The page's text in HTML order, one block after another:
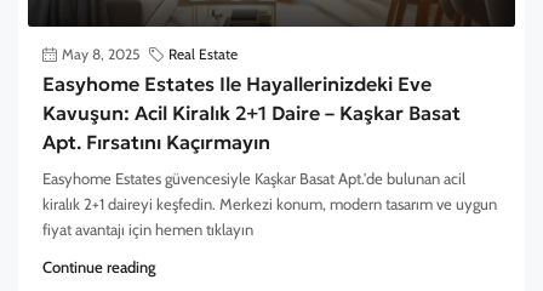
May 8, 2025 Real Estate
Easyhome Estates Ile Hayallerinizdeki Eve
Kavuşun: Acil Kiralık 2+1 Daire – Kaşkar Basat
Apt. Fırsatını Kaçırmayın
Easyhome Estates güvencesiyle Kaşkar Basat Apt.'de bulunan acil
kiralık 2+1 daireyi keşfedin. Merkezi konum, modern tasarım ve uygun
fiyat avantajı için hemen tıklayın
Continue reading